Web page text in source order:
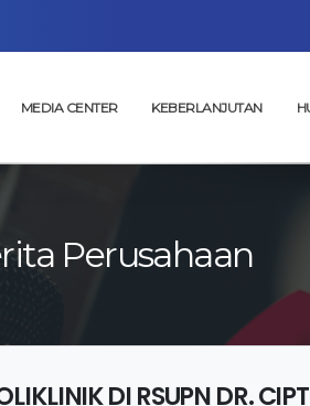
MEDIA CENTER KEBERLANJUTAN
Perusahaan
DI RSUPN DR.